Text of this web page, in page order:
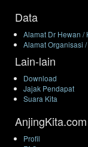
Data
Alamat Dr Hewan /
Alamat Organisasi
Lain-lain
Download
Jajak Pendapat
Suara Kita
AnjingKita.com
Profil